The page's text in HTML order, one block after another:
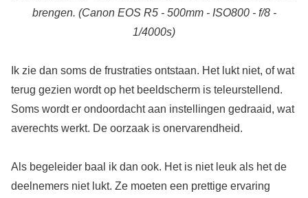
brengen. (Canon EOS R5 - 500mm - ISO800 - f/8 -
1/4000s)
Ik zie dan soms de frustraties ontstaan. Het lukt niet, of wat
terug gezien wordt op het beeldscherm is teleurstellend.
Soms wordt er ondoordacht aan instellingen gedraaid, wat
averechts werkt. De oorzaak is onervarendheid.
Als begeleider baal ik dan ook. Het is niet leuk als het de
deelnemers niet lukt. Ze moeten een prettige ervaring